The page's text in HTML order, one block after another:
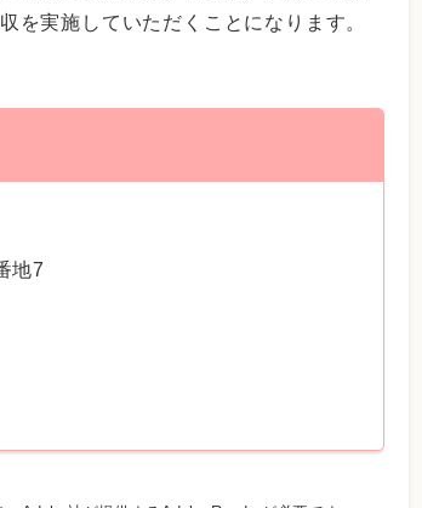
を実施していただくことになります。
地7